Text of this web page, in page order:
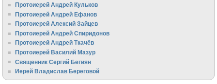
Протоиерей Андрей Кульков
Протоиерей Андрей Ефанов
Протоиерей Алексий Зайцев
Протоиерей Андрей Спиридонов
Протоиерей Андрей Ткачёв
Протоиерей Василий Мазур
Священник Сергий Бегиян
Иерей Владислав Береговой